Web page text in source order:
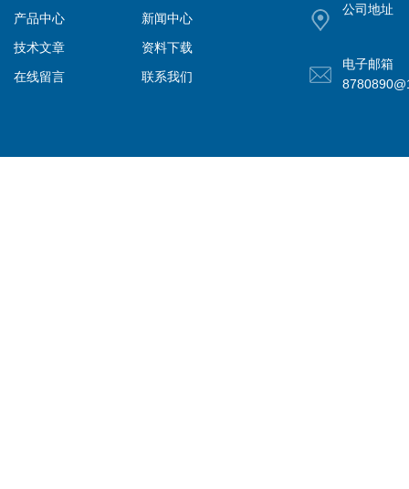
产品中心
新闻中心
技术文章
资料下载
在线留言
联系我们
公司地址
电子邮箱